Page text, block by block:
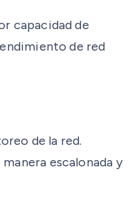
capacidad de
de red
de la red.
escalonada y